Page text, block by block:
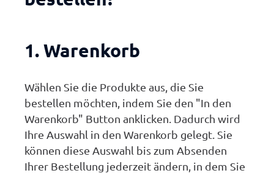
1. Warenkorb
Wählen Sie die Produkte aus, die Sie
bestellen möchten, indem Sie den "In den
Warenkorb" Button anklicken. Dadurch wird
Ihre Auswahl in den Warenkorb gelegt. Sie
können diese Auswahl bis zum Absenden
Ihrer Bestellung jederzeit ändern, in dem Sie